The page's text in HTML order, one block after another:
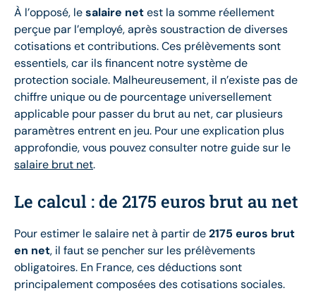
À l’opposé, lesalaire netest la somme réellement
perçue par l’employé, après soustraction de diverses
cotisations et contributions. Ces prélèvements sont
essentiels, car ils financent notre système de
protection sociale. Malheureusement, il n’existe pas de
chiffre unique ou de pourcentage universellement
applicable pour passer du brut au net, car plusieurs
paramètres entrent en jeu. Pour une explication plus
approfondie, vous pouvez consulter notre guide sur le
salaire brut net.
Le calcul : de 2175 euros brut au net
Pour estimer le salaire net à partir de2175 euros brut
en net, il faut se pencher sur les prélèvements
obligatoires. En France, ces déductions sont
principalement composées des cotisations sociales.